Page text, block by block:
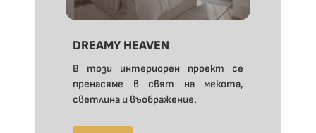
DREAMY HEAVEN
В този интериорен проект се
пренасяме в свят на мекота,
светлина и въображение.